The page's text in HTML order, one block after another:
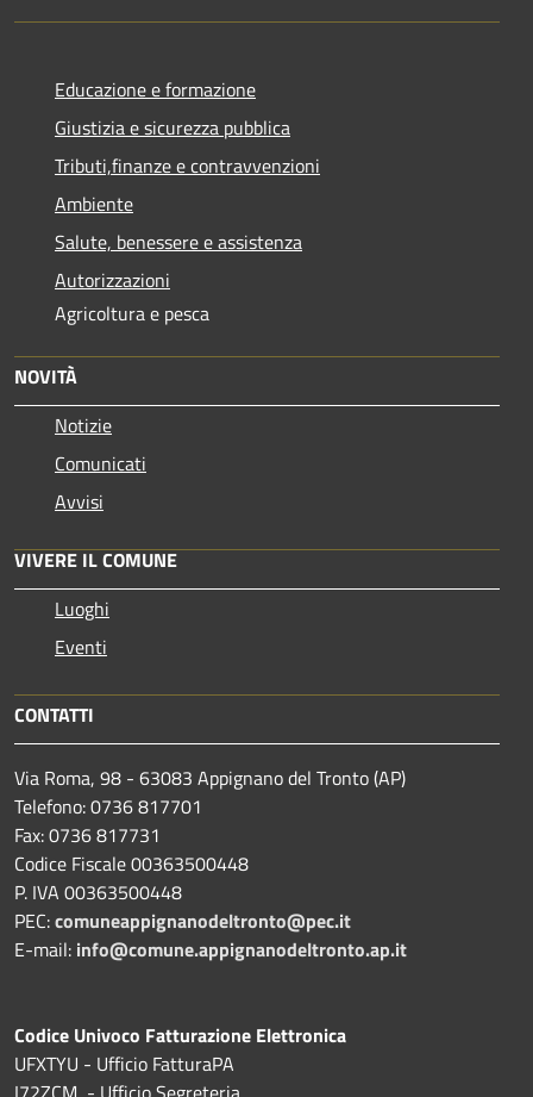
Educazione e formazione
Giustizia e sicurezza pubblica
Tributi,finanze e contravvenzioni
Ambiente
Salute, benessere e assistenza
Autorizzazioni
Agricoltura e pesca
NOVITÀ
Notizie
Comunicati
Avvisi
VIVERE IL COMUNE
Luoghi
Eventi
CONTATTI
Via Roma, 98 - 63083 Appignano del Tronto (AP)
Telefono: 0736 817701
Fax: 0736 817731
Codice Fiscale 00363500448
P. IVA 00363500448
PEC:comuneappignanodeltronto@pec.it
E-mail: info@comune.appignanodeltronto.ap.it
Codice Univoco Fatturazione Elettronica
UFXTYU - Ufficio FatturaPA